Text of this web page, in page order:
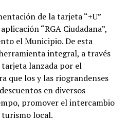
de la tarjeta “+U”
“RGA Ciudadana”,
el Municipio. De esta
integral, a través
lanzada por el
que los y las riograndenses
en diversos
promover el intercambio
local.